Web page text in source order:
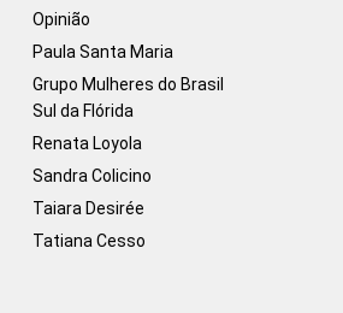
Opinião
Paula Santa Maria
Grupo Mulheres do Brasil
Sul da Flórida
Renata Loyola
Sandra Colicino
Taiara Desirée
Tatiana Cesso